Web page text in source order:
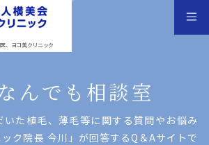
、ヨコ美クリニック
んでも相談室
た植⽑、薄⽑等に関する質問やお悩み
ク院⻑ 今川」が回答するQ＆Aサイトで